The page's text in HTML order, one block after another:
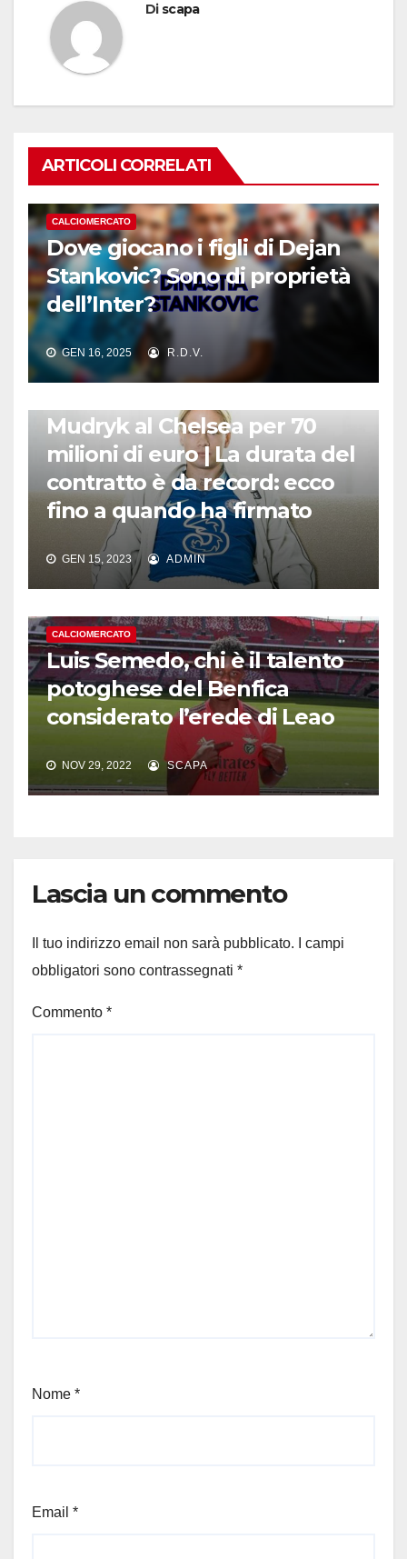
Di scapa
ARTICOLI CORRELATI
CALCIOMERCATO
Dove giocano i figli di Dejan
Stankovic? Sono di proprietà
dell’Inter?
GEN 16, 2025 R.D.V.
Mudryk al Chelsea per 70
milioni di euro | La durata del
contratto è da record: ecco
fino a quando ha firmato
GEN 15, 2023 ADMIN
CALCIOMERCATO
Luis Semedo, chi è il talento
potoghese del Benfica
considerato l’erede di Leao
NOV 29, 2022 SCAPA
Lascia un commento
Il tuo indirizzo email non sarà pubblicato.
I campi
obbligatori sono contrassegnati *
Commento *
Nome *
Email *